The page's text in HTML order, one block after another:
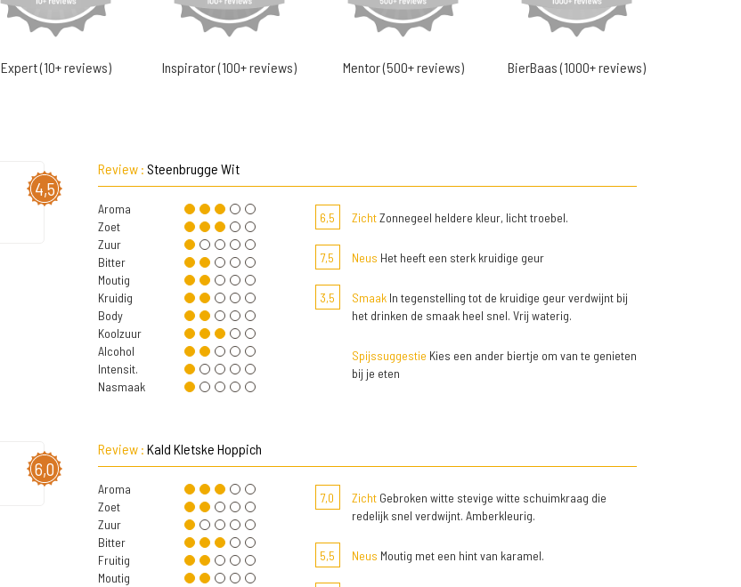
Expert (10+ reviews) Inspirator (100+ reviews) Mentor (500+ reviews) BierBaas (1000+ reviews)
4,5
Review : Steenbrugge Wit
Aroma
Zoet
Zuur
Bitter
Moutig
Kruidig
Body
Koolzuur
Alcohol
Intensit.
Nasmaak
6,5 ZichtZonnegeel heldere kleur, licht troebel.
7,5 Neus Het heeft een sterk kruidige geur
3,5 SmaakIn tegenstelling tot de kruidige geur verdwijnt bij
het drinken de smaak heel snel. Vrij waterig.
Spijssuggestie Kies een ander biertje om van te genieten
bij je eten
6,0
Review : Kald Kletske Hoppich
Aroma
Zoet
Zuur
Bitter
Fruitig
Moutig
7,0 ZichtGebroken witte stevige witte schuimkraag die
redelijk snel verdwijnt. Amberkleurig.
5,5 Neus Moutig met een hint van karamel.